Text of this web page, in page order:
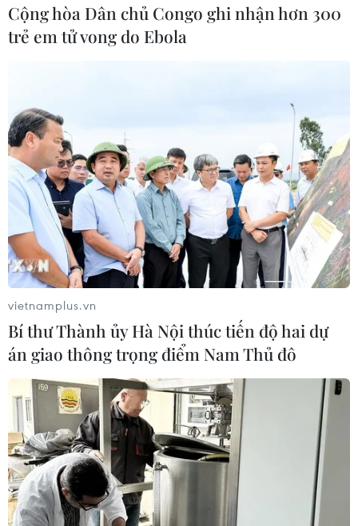
Cộng hòa Dân chủ Congo ghi nhận hơn 300
trẻ em tử vong do Ebola
vietnamplus.vn
Bí thư Thành ủy Hà Nội thúc tiến độ hai dự
án giao thông trọng điểm Nam Thủ đô